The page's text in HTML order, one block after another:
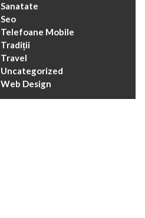
Sanatate
Seo
Telefoane Mobile
Tradiții
Travel
Uncategorized
Web Design